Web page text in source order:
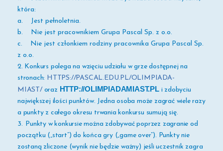
która:
a. Jest pełnoletnia.
b. Nie jest pracownikiem Grupa Pascal Sp. z o.o.
c. Nie jest członkiem rodziny pracownika Grupa Pascal Sp.
z o.o.
2. Konkurs polega na wzięciu udziału w grze dostępnej na
stronach: HTTPS://PASCAL.EDU.PL/OLIMPIADA-
MIAST/oraz HTTP://OLIMPIADAMIAST.PL i zdobyciu
największej ilości punktów. Jedna osoba może zagrać wiele razy
a punkty z całego okresu trwania konkursu sumują się.
3. Punkty w konkursie można zdobywać poprzez zagranie od
początku („start”) do końca gry („game over”). Punkty nie
zostaną zliczone (wynik nie będzie ważny) jeśli uczestnik zagra